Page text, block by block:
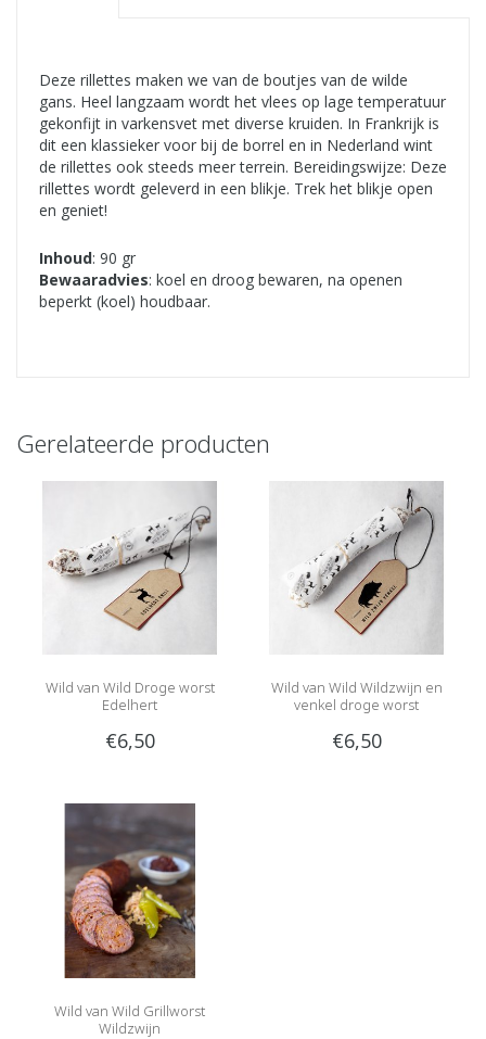
Deze rillettes maken we van de boutjes van de wilde
gans. Heel langzaam wordt het vlees op lage temperatuur
gekonfijt in varkensvet met diverse kruiden. In Frankrijk is
dit een klassieker voor bij de borrel en in Nederland wint
de rillettes ook steeds meer terrein. Bereidingswijze: Deze
rillettes wordt geleverd in een blikje. Trek het blikje open
en geniet!
Inhoud: 90 gr
Bewaaradvies: koel en droog bewaren, na openen
beperkt (koel) houdbaar.
Gerelateerde producten
Wild van Wild Droge worst
Edelhert
€6,50
Wild van Wild Wildzwijn en
venkel droge worst
€6,50
Wild van Wild Grillworst
Wildzwijn